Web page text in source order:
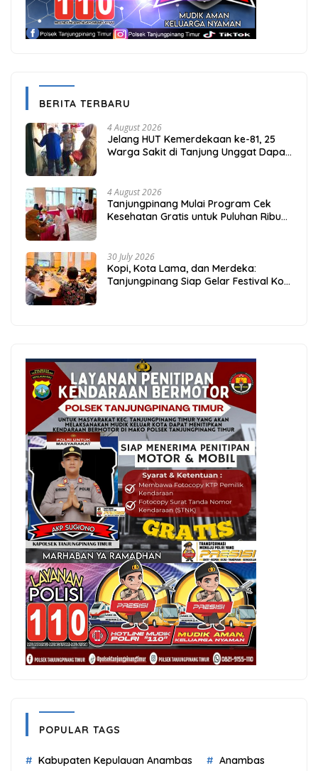
BERITA TERBARU
4 August 2026
Jelang HUT Kemerdekaan ke-81, 25
Warga Sakit di Tanjung Unggat Dapat
4 August 2026
Tanjungpinang Mulai Program Cek
Kesehatan Gratis untuk Puluhan Ribu
30 July 2026
Kopi, Kota Lama, dan Merdeka:
Tanjungpinang Siap Gelar Festival Kopi
POPULAR TAGS
Kabupaten Kepulauan Anambas Anambas